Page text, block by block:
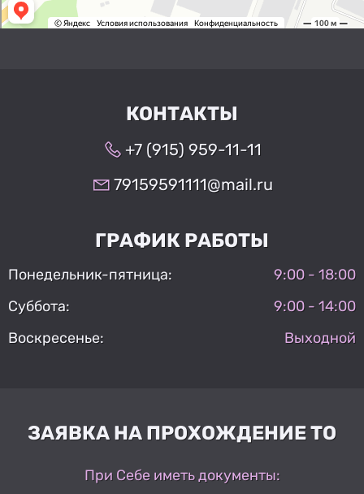
КОНТАКТЫ
+7 (915) 959-11-11
79159591111@mail.ru
ГРАФИК РАБОТЫ
Понедельник-пятница:
9:00 - 18:00
Суббота:
9:00 - 14:00
Воскресенье:
Выходной
ЗАЯВКА НА ПРОХОЖДЕНИЕ ТО
При Себе иметь документы: